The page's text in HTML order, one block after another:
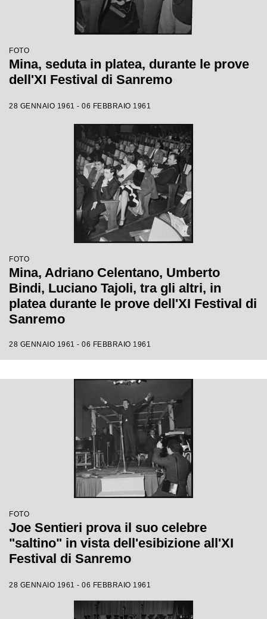
FOTO
Mina, seduta in platea, durante le prove
dell'XI Festival di Sanremo
28 GENNAIO 1961 - 06 FEBBRAIO 1961
FOTO
Mina, Adriano Celentano, Umberto
Bindi, Luciano Tajoli, tra gli altri, in
platea durante le prove dell'XI Festival di
Sanremo
28 GENNAIO 1961 - 06 FEBBRAIO 1961
FOTO
Joe Sentieri prova il suo celebre
"saltino" in vista dell'esibizione all'XI
Festival di Sanremo
28 GENNAIO 1961 - 06 FEBBRAIO 1961